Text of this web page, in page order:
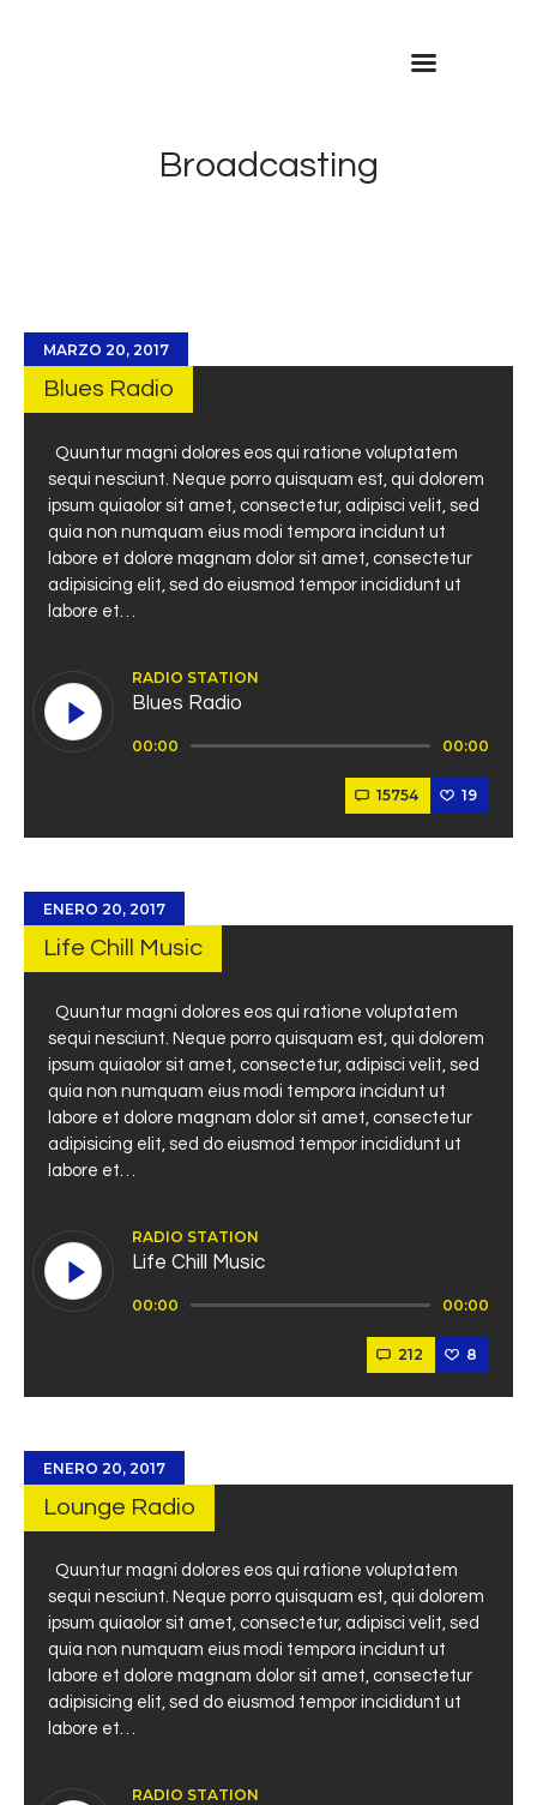
Broadcasting
MARZO 20, 2017
Blues Radio
Quuntur magni dolores eos qui ratione voluptatem
sequi nesciunt. Neque porro quisquam est, qui dolorem
ipsum quiaolor sit amet, consectetur, adipisci velit, sed
quia non numquam eius modi tempora incidunt ut
labore et dolore magnam dolor sit amet, consectetur
adipisicing elit, sed do eiusmod tempor incididunt ut
labore et…
RADIO STATION
Blues Radio
00:00 00:00
15754 19
ENERO 20, 2017
Life Chill Music
Quuntur magni dolores eos qui ratione voluptatem
sequi nesciunt. Neque porro quisquam est, qui dolorem
ipsum quiaolor sit amet, consectetur, adipisci velit, sed
quia non numquam eius modi tempora incidunt ut
labore et dolore magnam dolor sit amet, consectetur
adipisicing elit, sed do eiusmod tempor incididunt ut
labore et…
RADIO STATION
Life Chill Music
00:00 00:00
212 8
ENERO 20, 2017
Lounge Radio
Quuntur magni dolores eos qui ratione voluptatem
sequi nesciunt. Neque porro quisquam est, qui dolorem
ipsum quiaolor sit amet, consectetur, adipisci velit, sed
quia non numquam eius modi tempora incidunt ut
labore et dolore magnam dolor sit amet, consectetur
adipisicing elit, sed do eiusmod tempor incididunt ut
labore et…
RADIO STATION